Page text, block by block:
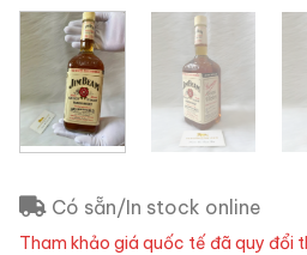
Có sẵn/In stock online
Tham khảo giá quốc tế đã quy đổi